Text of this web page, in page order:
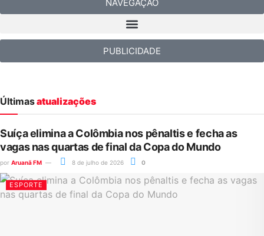
NAVEGAÇÃO
PUBLICIDADE
Últimasatualizações
Suíça elimina a Colômbia nos pênaltis e fecha as
vagas nas quartas de final da Copa do Mundo
por Aruanã FM 8 de julho de 2026 0
ESPORTE